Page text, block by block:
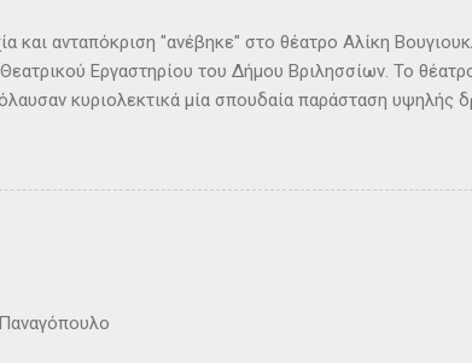
και ανταπόκριση "ανέβηκε" στο θέατρο Αλίκη
Εργαστηρίου του Δήμου Βριλησσίων. Το
κυριολεκτικά μία σπουδαία παράσταση υψηλής
μοναδικό φινάλε που απαντά σε όλα τα ερωτήματα,
ανεξίτηλα στη μνήμη τους. Επρόκειτο για μία
της Τώνιας Σταυροπούλου που επί μακρά σειρά ετών
Εξαιρετικές ερμηνείες κατέθεσαν οι ηθοποιοί:
Γιάννης Καρτερός, Δήμητρα Χίου, Ευριπίδης